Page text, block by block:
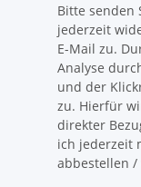
Bitte senden
jederzeit
E-Mail zu.
Analyse
und der
zu. Hierfür
direkter
ich jederzeit
abbestellen